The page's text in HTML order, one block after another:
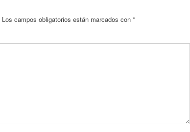
Los campos obligatorios están marcados con *